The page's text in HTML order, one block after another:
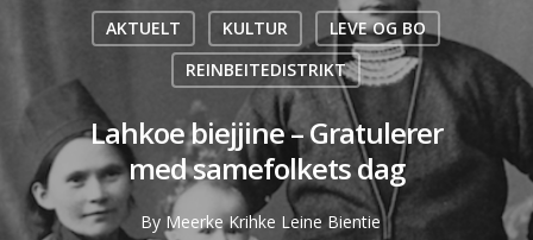
Hit enter to search or ESC to close
AKTUELT KULTUR
LEVE OG BO
REINBEITEDISTRIKT
Lahkoe biejjine – Gratulerer
med samefolkets dag
By Meerke Krihke Leine Bientie